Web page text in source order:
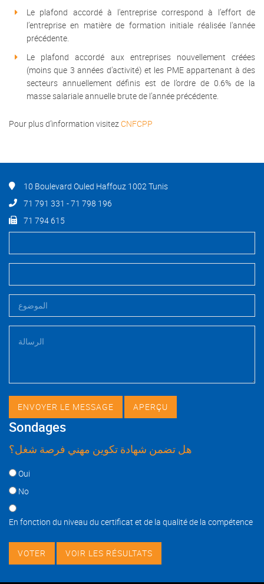
Le plafond accordé à l'entreprise correspond à l’effort de
l’entreprise en matière de formation initiale réalisée l'année
précédente.
Le plafond accordé aux entreprises nouvellement créées
(moins que 3 années d’activité) et les PME appartenant à des
secteurs annuellement définis est de l’ordre de 0.6% de la
masse salariale annuelle brute de l’année précédente.
Pour plus d’information visitez CNFCPP
10 Boulevard Ouled Haffouz 1002 Tunis
71 791 331 - 71 798 196
71 794 615
Sondages
هل تضمن شهادة تكوين مهني فرصة شغل؟
Choices
Oui
No
En fonction du niveau du certificat et de la qualité de la compétence